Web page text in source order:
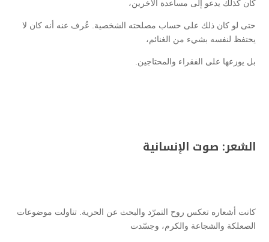
كان كذلك يدعو إلى مساعدة الآخرين،
حتى لو كان ذلك على حساب مصلحته الشخصية. عُرف عنه أنه كان لا
يحتفظ لنفسه بشيء من الغنائم،
بل يوزعها على الفقراء والمحتاجين.
الشعر: صوت الإنسانية
كانت أشعاره تعكس روح التمرّد والبحث عن الحرية. تناولت موضوعات
الصعلكة والشجاعة والكرم، وجسّدت